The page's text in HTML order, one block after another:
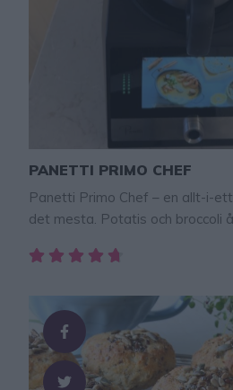
PANETTI PRIMO CHEF
Panetti Primo Chef – en allt-i-
det mesta. Potatis och broccoli
middag tillagas samtidigt i ca
Primo Chef. Det är en allt-i-ett-